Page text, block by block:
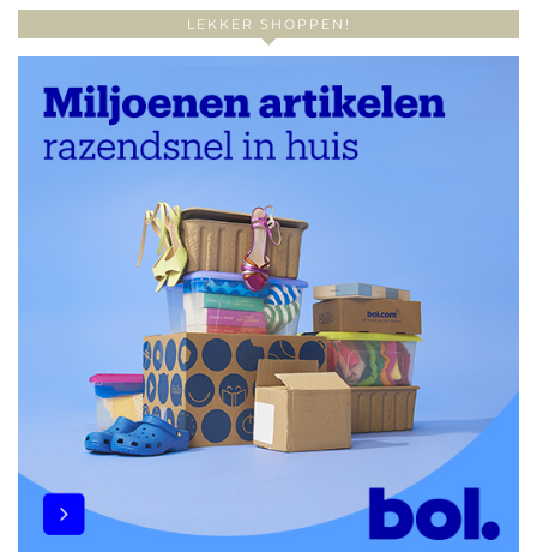
LEKKER SHOPPEN!